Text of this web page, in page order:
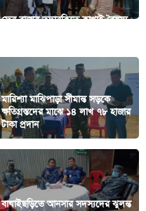
ফের বাজার তদারকিতে কাপ্তাই বৈষম্য
মারিশ্যা মাঝিপাড়া সীমান্ত সড়কে
ক্ষতিগ্রস্তদের মাঝে ১৪ লাখ ৭৮ হাজার
টাকা প্রদান
বাঘাইছড়িতে আনসার সদস্যদের ঝুলন্ত